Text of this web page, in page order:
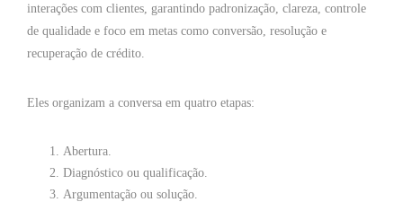
interações com clientes, garantindo padronização, clareza, controle
de qualidade e foco em metas como conversão, resolução e
recuperação de crédito.
Eles organizam a conversa em quatro etapas:
Abertura.
Diagnóstico ou qualificação.
Argumentação ou solução.